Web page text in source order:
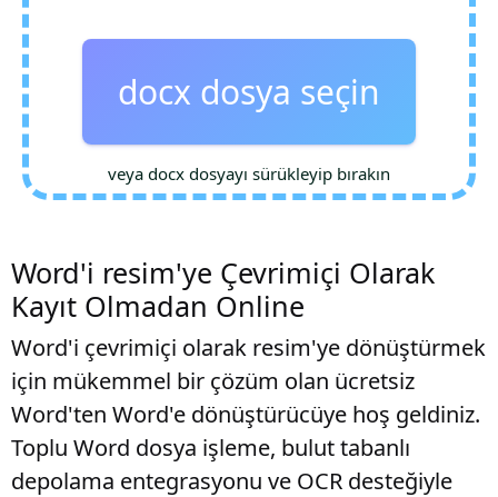
docx dosya seçin
veya docx dosyayı sürükleyip bırakın
Word'i resim'ye Çevrimiçi Olarak
Kayıt Olmadan Online
Word'i çevrimiçi olarak resim'ye dönüştürmek
için mükemmel bir çözüm olan ücretsiz
Word'ten Word'e dönüştürücüye hoş geldiniz.
Toplu Word dosya işleme, bulut tabanlı
depolama entegrasyonu ve OCR desteğiyle